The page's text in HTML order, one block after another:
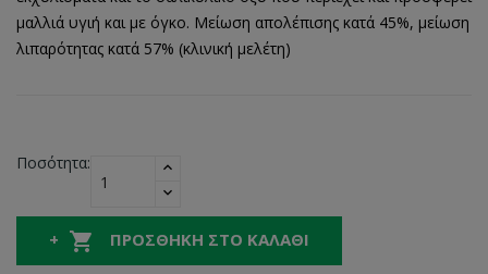
μαλλιά υγιή και με όγκο. Μείωση απολέπισης κατά 45%, μείωση
λιπαρότητας κατά 57% (κλινική μελέτη)
Ποσότητα:
 ΠΡΟΣΘΉΚΗ ΣΤΟ ΚΑΛΆΘΙ